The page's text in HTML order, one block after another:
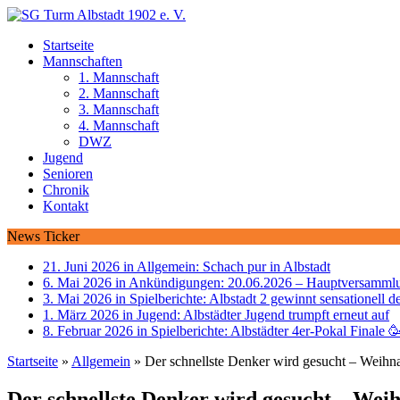
Startseite
Mannschaften
1. Mannschaft
2. Mannschaft
3. Mannschaft
4. Mannschaft
DWZ
Jugend
Senioren
Chronik
Kontakt
News Ticker
21. Juni 2026 in Allgemein: Schach pur in Albstadt
6. Mai 2026 in Ankündigungen: 20.06.2026 –
3. Mai 2026 in Spielberichte: Albstadt 2 gewinnt sensationell
1. März 2026 in Jugend: Albstädter Jugend trumpft erneut auf
8. Februar 2026 in Spielberichte: Albstädter 4er-Pokal Finale
Startseite » Allgemein » Der schnellste Denker wird gesucht –